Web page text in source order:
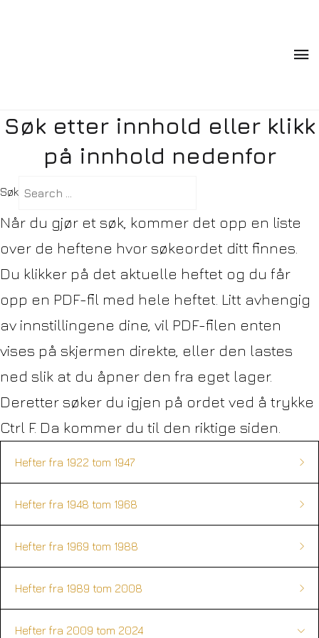
Søk etter innhold eller klikk
på innhold nedenfor
Søk
Når du gjør et søk, kommer det opp en liste
over de heftene hvor søkeordet ditt finnes.
Du klikker på det aktuelle heftet og du får
opp en PDF-fil med hele heftet. Litt avhengig
av innstillingene dine, vil PDF-filen enten
vises på skjermen direkte, eller den lastes
ned slik at du åpner den fra eget lager.
Deretter søker du igjen på ordet ved å trykke
Ctrl F. Da kommer du til den riktige siden.
Hefter fra 1922 tom 1947
Hefter fra 1948 tom 1968
Hefter fra 1969 tom 1988
Hefter fra 1989 tom 2008
Hefter fra 2009 tom 2024